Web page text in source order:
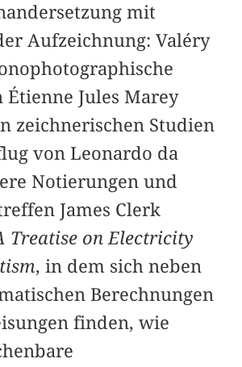
mit
Aufzeichnung: Valéry
Jules Marey
zeichnerischen Studien
von Leonardo da
Notierungen und
James Clerk
Treatise on Electricity
, in dem sich neben
Berechnungen
finden, wie